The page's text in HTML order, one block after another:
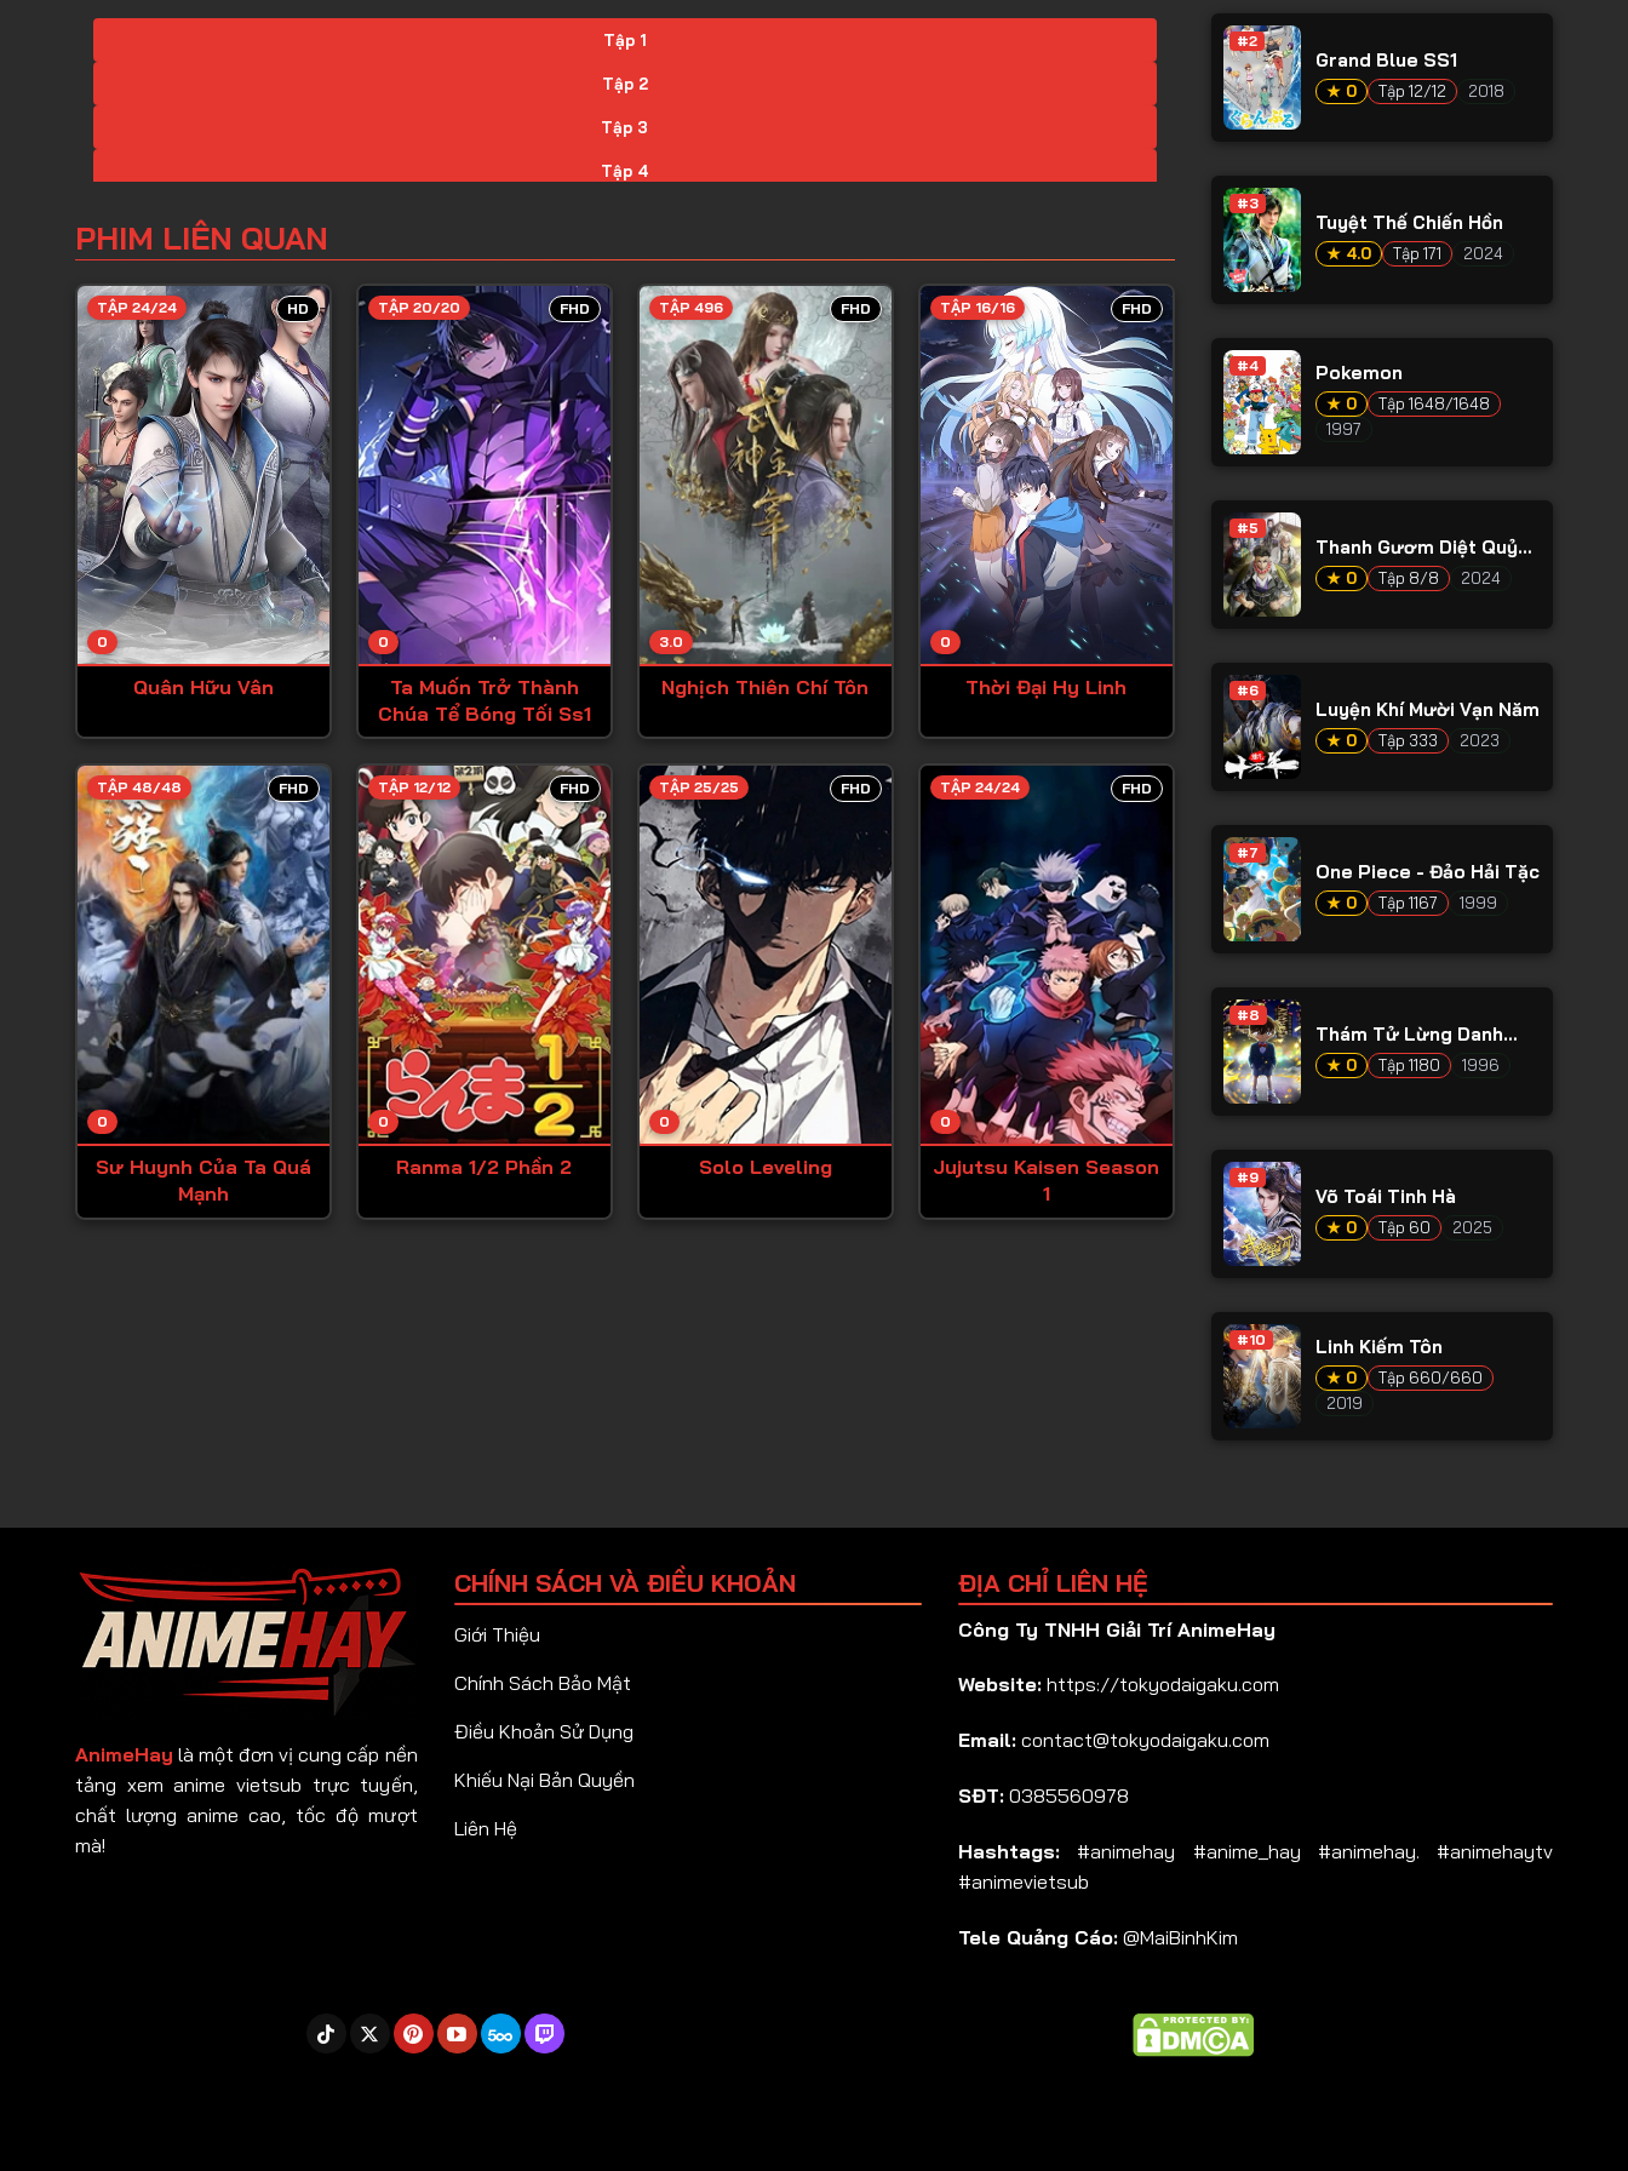
Tập 1
Tập 2
Tập 3
Tập 4
Tập 6
Tập 7
Tập 8
Tập 9
Tập 10
Tập 11
Tập 12
Tập 13
Tập 14
Tập 15
Tập 17
Tập 18
Tập 19
Tập 20
Tập 21
Tập 22
Tập 23
Tập 24
Tập 25
Tập 26
Tập 28
Tập 36
Tập 37
Tập 39
Tập 40
Tập 41
PHIM LIÊN QUAN
HD
0
TẬP 24/24
Quân Hữu Vân
FHD
0
TẬP 20/20
Ta Muốn Trở Thành
Chúa Tể Bóng Tối Ss1
FHD
3.0
TẬP 496
Nghịch Thiên Chí Tôn
FHD
0
TẬP 16/16
Thời Đại Hy Linh
FHD
0
TẬP 48/48
Sư Huynh Của Ta Quá
Mạnh
FHD
0
TẬP 12/12
Ranma 1/2 Phần 2
FHD
0
TẬP 25/25
Solo Leveling
FHD
0
TẬP 24/24
Jujutsu Kaisen Season
1
#2
Grand Blue SS1
★ 0 Tập 12/12 2018
#3
Tuyệt Thế Chiến Hồn
★ 4.0 Tập 171 2024
#4 Pokemon
★ 0
Tập 1648/1648
1997
#5
Thanh Gươm Diệt Quỷ
Phần 4
★ 0 Tập 8/8 2024
#6
Luyện Khí Mười Vạn Năm
★ 0 Tập 333 2023
#7
One Piece - Đảo Hải Tặc
★ 0 Tập 1167 1999
#8
Thám Tử Lừng Danh
Conan
★ 0 Tập 1180 1996
#9
Võ Toái Tinh Hà
★ 0 Tập 60 2025
#10 Linh Kiếm Tôn
★ 0
Tập 660/660
2019
AnimeHay là một đơn vị cung cấp nền
tảng xem anime vietsub trực tuyến,
chất lượng anime cao, tốc độ mượt
mà!
CHÍNH SÁCH VÀ ĐIỀU KHOẢN
Giới Thiệu
Chính Sách Bảo Mật
Điều Khoản Sử Dụng
Khiếu Nại Bản Quyền
Liên Hệ
ĐỊA CHỈ LIÊN HỆ
Công Ty TNHH Giải Trí AnimeHay
Website: https://tokyodaigaku.com
Email: contact@tokyodaigaku.com
SĐT: 0385560978
Hashtags: #animehay #anime_hay #animehay. #animehaytv
#animevietsub
Tele Quảng Cáo: @MaiBinhKim